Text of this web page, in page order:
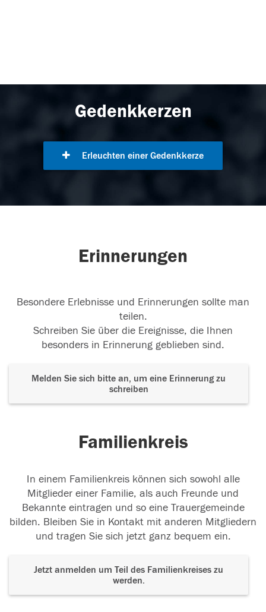
Gedenkkerzen
Erleuchten einer Gedenkkerze
Erinnerungen
Besondere Erlebnisse und Erinnerungen sollte man
teilen.
Schreiben Sie über die Ereignisse, die Ihnen
besonders in Erinnerung geblieben sind.
Melden Sie sich bitte an, um eine Erinnerung zu
schreiben
Familienkreis
In einem Familienkreis können sich sowohl alle
Mitglieder einer Familie, als auch Freunde und
Bekannte eintragen und so eine Trauergemeinde
bilden. Bleiben Sie in Kontakt mit anderen Mitgliedern
und tragen Sie sich jetzt ganz bequem ein.
Jetzt anmelden um Teil des Familienkreises zu
werden.